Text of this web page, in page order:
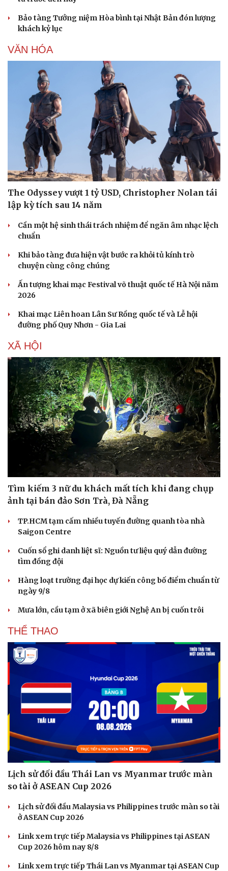
Du lịch
Tư vấn
Săn Tour
check-in
Podcast
Câu chuyện thời sự
Đọc truyện đêm khuya
Cửa sổ tình yêu
Kể chuyện cho bé
Hạt giống tâm hồn
Bảo tàng Tưởng niệm Hòa bình tại Nhật Bản đón lượng
khách kỷ lục
VĂN HÓA
The Odyssey vượt 1 tỷ USD, Christopher Nolan tái
lập kỳ tích sau 14 năm
Cần một hệ sinh thái trách nhiệm để ngăn âm nhạc lệch
chuẩn
Khi bảo tàng đưa hiện vật bước ra khỏi tủ kính trò
chuyện cùng công chúng
Ấn tượng khai mạc Festival võ thuật quốc tế Hà Nội năm
2026
Khai mạc Liên hoan Lân Sư Rồng quốc tế và Lễ hội
đường phố Quy Nhơn - Gia Lai
XÃ HỘI
Tìm kiếm 3 nữ du khách mất tích khi đang chụp
ảnh tại bán đảo Sơn Trà, Đà Nẵng
TP.HCM tạm cấm nhiều tuyến đường quanh tòa nhà
Saigon Centre
Cuốn sổ ghi danh liệt sĩ: Nguồn tư liệu quý dẫn đường
tìm đồng đội
Hàng loạt trường đại học dự kiến công bố điểm chuẩn từ
ngày 9/8
Mưa lớn, cầu tạm ở xã biên giới Nghệ An bị cuốn trôi
THỂ THAO
Lịch sử đối đầu Thái Lan vs Myanmar trước màn
so tài ở ASEAN Cup 2026
Lịch sử đối đầu Malaysia vs Philippines trước màn so tài
ở ASEAN Cup 2026
Link xem trực tiếp Malaysia vs Philippines tại ASEAN
Cup 2026 hôm nay 8/8
Link xem trực tiếp Thái Lan vs Myanmar tại ASEAN Cup